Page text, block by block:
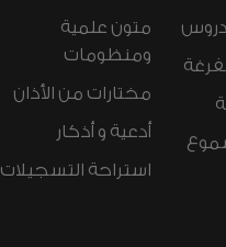
متون علمية
ومنظومات
مختارات من الأذان
أدعية و أذكار
استراحة التسجيلات